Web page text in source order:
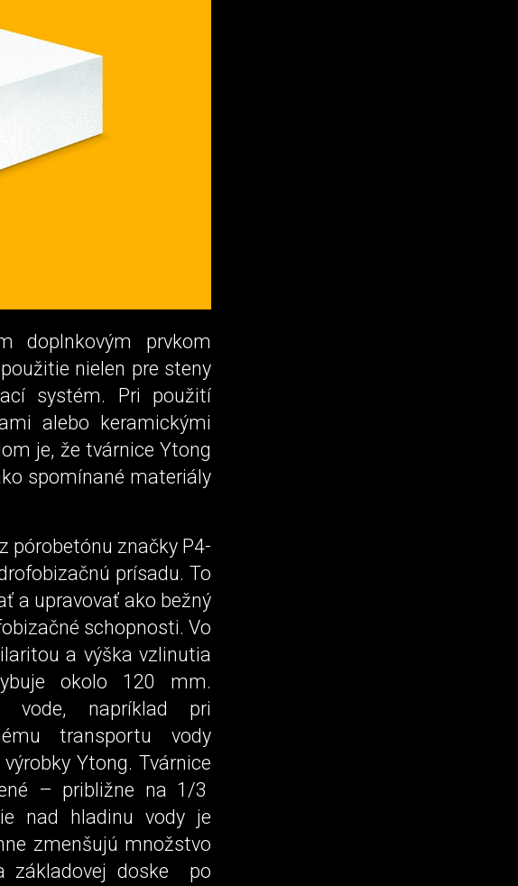
doplnkovým prvkom
nielen pre steny
systém. Pri použití
alebo keramickými
je, že tvárnice Ytong
spomínané materiály
pórobetónu značky P4-
prísadu. To
a upravovať ako bežný
schopnosti. Vo
a výška vzlinutia
okolo 120 mm.
vode, napríklad pri
transportu vody
Ytong. Tvárnice
– približne na 1/3
nad hladinu vody je
zmenšujú množstvo
základovej doske po